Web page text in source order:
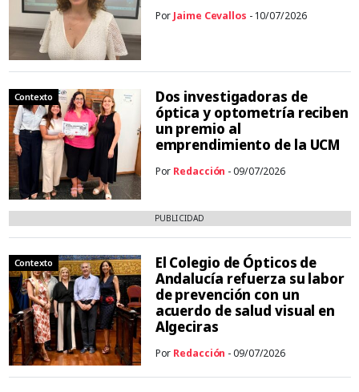
Por Jaime Cevallos - 10/07/2026
Contexto
Dos investigadoras de
óptica y optometría reciben
un premio al
emprendimiento de la UCM
Por Redacción - 09/07/2026
PUBLICIDAD
Contexto
El Colegio de Ópticos de
Andalucía refuerza su labor
de prevención con un
acuerdo de salud visual en
Algeciras
Por Redacción - 09/07/2026